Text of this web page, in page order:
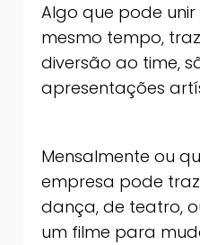
Algo que pode
mesmo tempo,
diversão ao time,
apresentações
Mensalmente ou
empresa pode
dança, de teatro,
um filme para